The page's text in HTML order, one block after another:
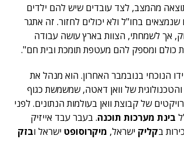
מהמצב, לצד עובדים שיש להם ילדים
בחו"ל ולא יכולים לחזור. זה אתגר
אך לשמחתי, הצוות בארץ עושה עבודה
כולם ומספק להם מעטפת תומכת ובית חם".
הנוכחי בנובמבר האחרון. הוא מנהל את
של וואן דאטה, שמשמשת כגוף
של קבוצת וואן בעולמות הנתונים. לפני
בינת מערכות תוכנה. בעבר עבד אייזיק
בקליק ישראל, מיקרוסופט ישראל ובזק